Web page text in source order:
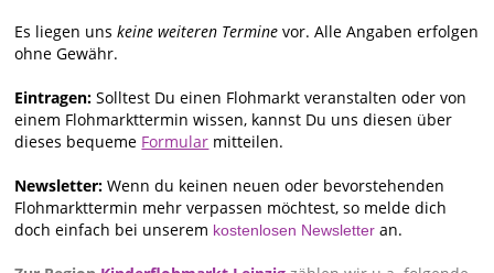
Es liegen unskeine weiteren Termine vor. Alle Angaben erfolgen
ohne Gewähr.
Eintragen:Solltest Du einen Flohmarkt veranstalten oder von
einem Flohmarkttermin wissen, kannst Du uns diesen über
dieses bequeme Formular mitteilen.
Newsletter: Wenn du keinen neuen oder bevorstehenden
Flohmarkttermin mehr verpassen möchtest, so melde dich
doch einfach bei unserem kostenlosen Newsletter an.